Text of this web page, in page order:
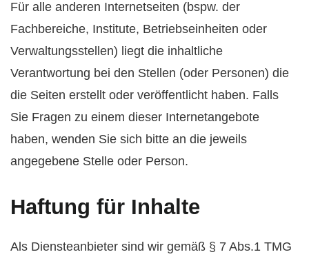
Für alle anderen Internetseiten (bspw. der
Fachbereiche, Institute, Betriebseinheiten oder
Verwaltungsstellen) liegt die inhaltliche
Verantwortung bei den Stellen (oder Personen) die
die Seiten erstellt oder veröffentlicht haben. Falls
Sie Fragen zu einem dieser Internetangebote
haben, wenden Sie sich bitte an die jeweils
angegebene Stelle oder Person.
Haftung für Inhalte
Als Diensteanbieter sind wir gemäß § 7 Abs.1 TMG